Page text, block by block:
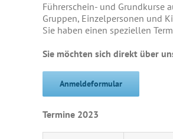
Führerschein- und Grundkurse
Gruppen, Einzelpersonen und
Sie haben einen speziellen
Sie möchten sich direkt über
Anmeldeformular
Termine 2023